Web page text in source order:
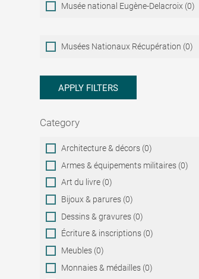
Musée national Eugène-Delacroix (0)
Musées
Nationaux
Musées Nationaux Récupération (0)
APPLY FILTERS
Category
Category
Architecture & décors (0)
Armes & équipements militaires (0)
Art du livre (0)
Bijoux & parures (0)
Dessins & gravures (0)
Écriture & inscriptions (0)
Meubles (0)
Monnaies & médailles (0)